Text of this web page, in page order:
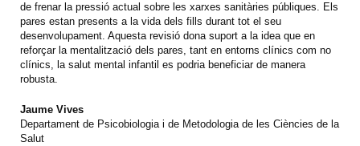
de frenar la pressió actual sobre les xarxes sanitàries públiques. Els
pares estan presents a la vida dels fills durant tot el seu
desenvolupament. Aquesta revisió dona suport a la idea que en
reforçar la mentalització dels pares, tant en entorns clínics com no
clínics, la salut mental infantil es podria beneficiar de manera
robusta.
Jaume Vives
Departament de Psicobiologia i de Metodologia de les Ciències de la
Salut